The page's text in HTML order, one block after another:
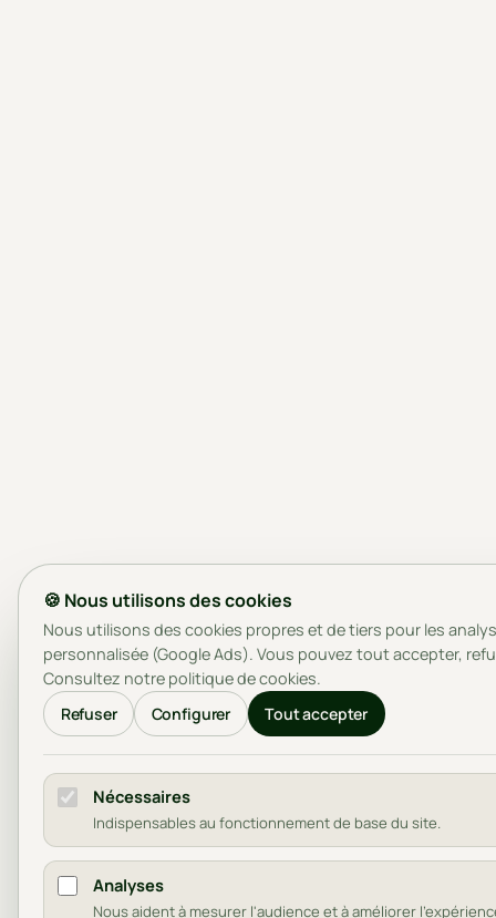
🍪 Nous utilisons des cookies
Nous utilisons des cookies propres et de tiers pour les
personnalisée (Google Ads). Vous pouvez tout accepter,
Consultez notre politique de cookies.
Refuser
Configurer Tout accepter
Nécessaires
Indispensables au fonctionnement de base du site.
Analyses
Nous aident à mesurer l'audience et à améliorer